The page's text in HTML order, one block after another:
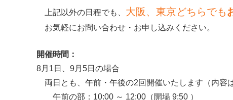
上記以外の日程でも、 大阪、東京どちらでも
お気軽にお問い合わせ・お申し込みください。
開催時間：
8月1日、9月5日の場合
両日とも、午前・午後の2回開催いたします（内容
午前の部：10:00 ～ 12:00（開場 9:50 ）